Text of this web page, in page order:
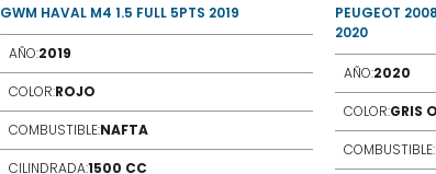
GWM HAVAL M4 1.5 FULL 5PTS 2019
AÑO:2019
COLOR:ROJO
COMBUSTIBLE:NAFTA
CILINDRADA:1500 CC
PEUGEOT
2020
AÑO:2020
COLOR:GRIS
COMBUSTIBLE: